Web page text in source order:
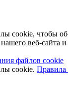
cookie, чтобы
веб-сайта и
файлов cookie
cookie. Правила